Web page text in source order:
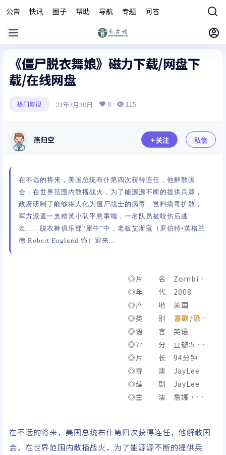
公告 快讯 圈子 帮助 导航 专题 问答
《僵尸脱衣舞娘》磁力下载/网盘下
载/在线网盘
热门影视 23年7月30日 0 115
燕归空 关注 私信
在不远的将来，美国总统布什第四次获得连任，他解散国
会，在世界范围内散播战火，为了能源源不断的提供兵源，
政府研制了能够将人化为僵尸战士的病毒，岂料病毒扩散，
军方派遣一支精英小队平息事端，一名队员被咬伤后逃
走……脱衣舞俱乐部“犀牛”中，老板艾斯寇（罗伯特•英格兰
德 Robert Englund 饰）迎来...
◎片 名 Zombie
Strippers!
◎年 代 2008
◎产 地 美国
◎类 别 喜剧 /恐怖
/
◎语 言 英语
◎评 分 豆瓣:5.3/I
MDb:4.1
◎片 长 94分钟
◎导 演 JayLee
◎编 剧 JayLee
◎主 演 詹娜·詹
妮·维塔尔/惠特尼·安
德森/詹尼佛·霍兰德/
在不远的将来，美国总统布什第四次获得连任，他解散国
会，在世界范围内散播战火，为了能源源不断的提供兵